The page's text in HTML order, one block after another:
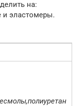
на:
и эластомеры.
смолы,полиуретан